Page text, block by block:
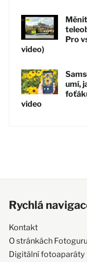
Pro
video)
umí,
video
Rychlá
Kontakt
O stránkách
Digitální fotoaparáty